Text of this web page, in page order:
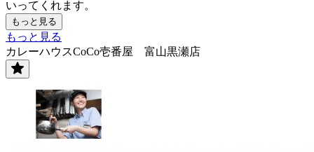
いってくれます。
もっと見る
もっと見る
カレーハウスCoCo壱番屋 富山黒瀬店